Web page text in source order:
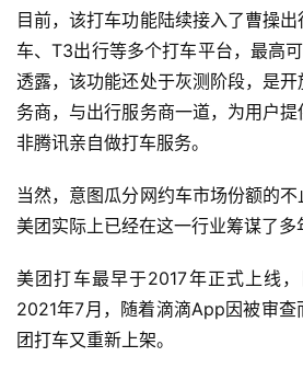
未
来
医
疗
能
驾
智
慧
登录 注册
目前，该打车功能陆续接入了曹操
车、T3出行等多个打车平台，最高
透露，该功能还处于灰测阶段，是
务商，与出行服务商一道，为用户
非腾讯亲自做打车服务。
当然，意图瓜分网约车市场份额的
美团实际上已经在这一行业筹谋了多
美团打车最早于2017年正式上线，
2021年7月，随着滴滴App因被审查
团打车又重新上架。